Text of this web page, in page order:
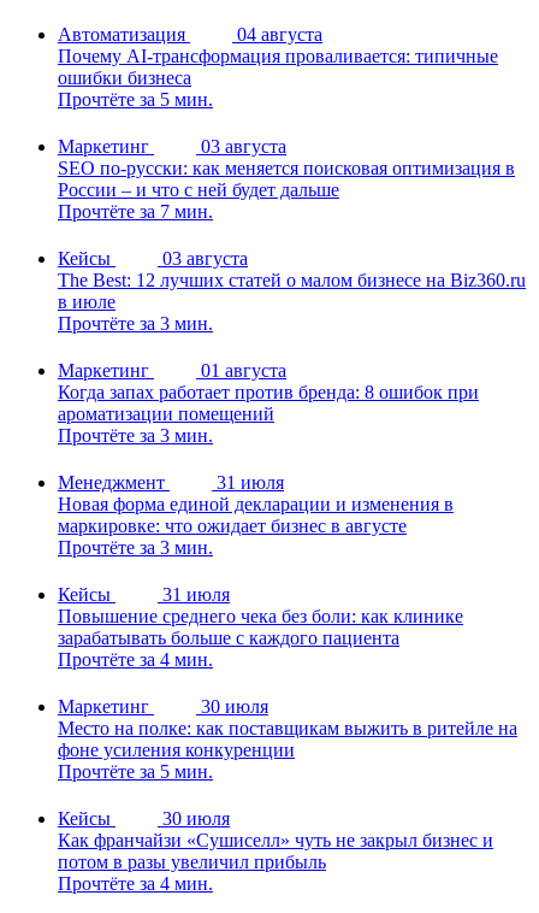
Автоматизация
04 августа
Почему AI-трансформация проваливается: типичные
ошибки бизнеса
Прочтёте за 5 мин.
Маркетинг
03 августа
SEO по-русски: как меняется поисковая оптимизация в
России – и что с ней будет дальше
Прочтёте за 7 мин.
Кейсы
03 августа
The Best: 12 лучших статей о малом бизнесе на Biz360.ru
в июле
Прочтёте за 3 мин.
Маркетинг
01 августа
Когда запах работает против бренда: 8 ошибок при
ароматизации помещений
Прочтёте за 3 мин.
Менеджмент
31 июля
Новая форма единой декларации и изменения в
маркировке: что ожидает бизнес в августе
Прочтёте за 3 мин.
Кейсы
31 июля
Повышение среднего чека без боли: как клинике
зарабатывать больше с каждого пациента
Прочтёте за 4 мин.
Маркетинг
30 июля
Место на полке: как поставщикам выжить в ритейле на
фоне усиления конкуренции
Прочтёте за 5 мин.
Кейсы
30 июля
Как франчайзи «Сушиселл» чуть не закрыл бизнес и
потом в разы увеличил прибыль
Прочтёте за 4 мин.